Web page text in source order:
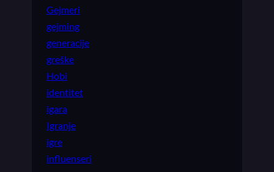
Gejmeri
gejming
generacije
greške
Hobi
identitet
igara
Igranje
igre
influenseri